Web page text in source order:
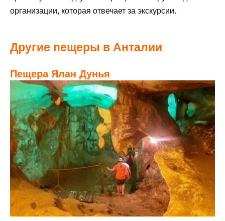
организации, которая отвечает за экскурсии.
Другие пещеры в Анталии
Пещера Ялан Дунья